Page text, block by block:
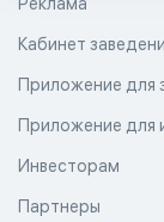
Кабинет
Приложение для
Приложение для
Инвесторам
Партнеры